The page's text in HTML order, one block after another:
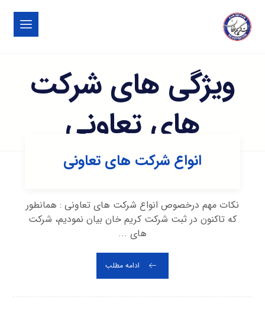
ویژگی های شرکت
های تعاونی
انواع شرکت های تعاونی
نکات مهم درخصوص انواع شرکت های تعاونی : همانطور
که تاکنون در ثبت شرکت کریم خان بیان نمودیم، شرکت
های ...
ادامه مطلب